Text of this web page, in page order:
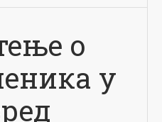
о
у